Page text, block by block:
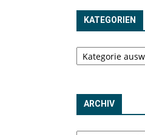
KATEGORIEN
Kategorien
ARCHIV
Archiv